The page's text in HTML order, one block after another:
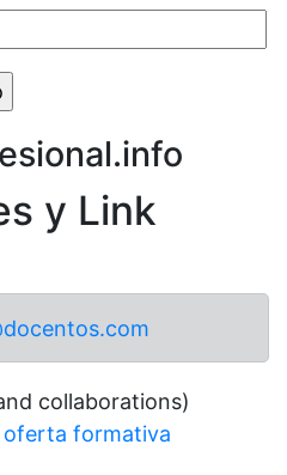
y Link
collaborations)